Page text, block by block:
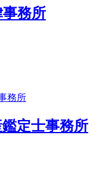
事務所
定士事務所